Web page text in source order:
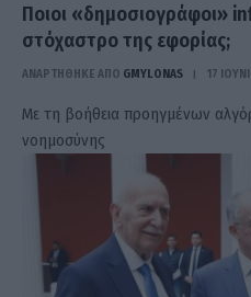
Ποιοι «δημοσιογράφοι»
στόχαστρο της εφορίας;
ΑΝΑΡΤΗΘΗΚΕ ΑΠΟ GMYLONAS 17
Με τη βοήθεια προηγμένων
νοημοσύνης